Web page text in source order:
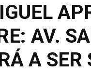
AV.
A SER